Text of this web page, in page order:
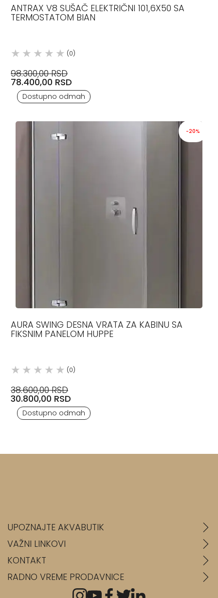
ANTRAX V8 SUŠAČ ELEKTRIČNI 101,6X50 SA
TERMOSTATOM BIAN
(0)
98.300,00 RSD
78.400,00 RSD
Dostupno odmah
-20%
AURA SWING DESNA VRATA ZA KABINU SA
FIKSNIM PANELOM HUPPE
(0)
38.600,00 RSD
30.800,00 RSD
Dostupno odmah
UPOZNAJTE AKVABUTIK
VAŽNI LINKOVI
KONTAKT
RADNO VREME PRODAVNICE